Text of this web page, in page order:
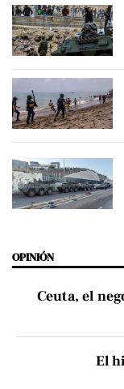
OPINIÓN
Ceuta, el
El